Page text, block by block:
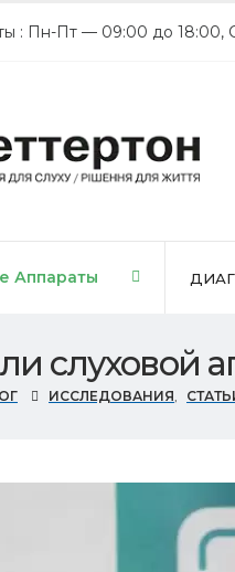
: Пн-Пт — 09:00 до 18:00,
Аппараты
слуховой
ИССЛЕДОВАНИЯ,